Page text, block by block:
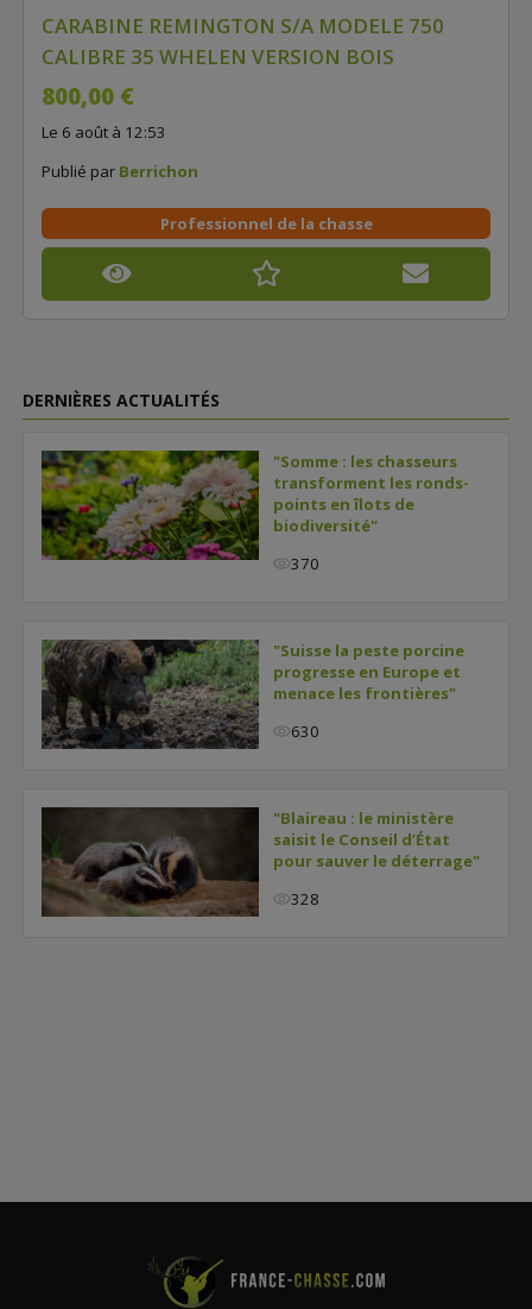
CARABINE REMINGTON S/A MODELE 750
CALIBRE 35 WHELEN VERSION BOIS
800,00 €
Le 6 août à 12:53
Publié par Berrichon
Professionnel de la chasse
DERNIÈRES ACTUALITÉS
"Somme : les chasseurs
transforment les ronds-
points en îlots de
biodiversité"
370
"Suisse la peste porcine
progresse en Europe et
menace les frontières"
630
"Blaireau : le ministère
saisit le Conseil d’État
pour sauver le déterrage"
328